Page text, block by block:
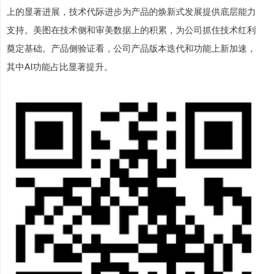
上的显著进展，技术代际进步为产品的焕新式发展提供底层能力
支持。美图在技术侧和审美数据上的积累，为公司抓住技术红利
奠定基础。产品侧验证看，公司产品版本迭代和功能上新加速，
其中AI功能占比显著提升。